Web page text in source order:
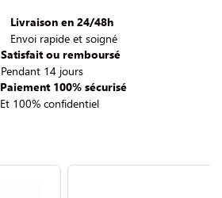
Livraison en 24/48h
Envoi rapide et soigné
Satisfait ou remboursé
Pendant 14 jours
Paiement 100% sécurisé
Et 100% confidentiel